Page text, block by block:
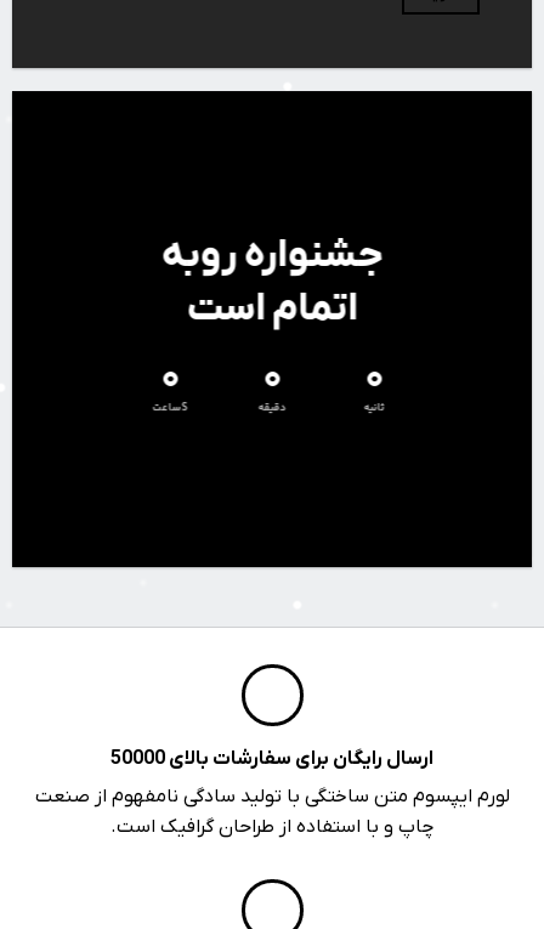
جشنواره روبه
اتمام است
0ساعتS 0
دقیقه 0
ثانیه
ارسال رایگان برای سفارشات بالای 50000
لورم ایپسوم متن ساختگی با تولید سادگی نامفهوم از صنعت
چاپ و با استفاده از طراحان گرافیک است.